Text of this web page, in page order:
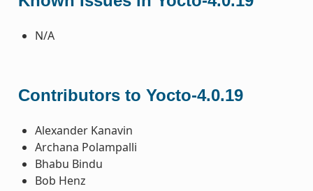
N/A
Contributors to Yocto-4.0.19
Alexander Kanavin
Archana Polampalli
Bhabu Bindu
Bob Henz